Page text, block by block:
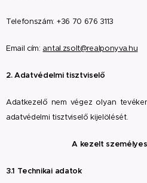
Telefonszám: +36 70 676 3113
Email cím: antal.zsolt@realponyva.hu
2. Adatvédelmi tisztviselő
Adatkezelő nem végez olyan
adatvédelmi tisztviselő kijelölését.
A kezelt
3.1 Technikai adatok